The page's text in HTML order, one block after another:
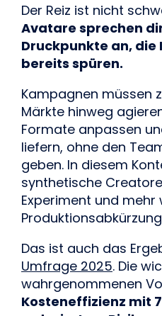
Der Reiz ist nicht
Avatare sprechen
Druckpunkte an,
bereits spüren.
Kampagnen müssen
Märkte hinweg
Formate anpassen
liefern, ohne den
geben. In diesem
synthetische
Experiment und mehr
Das ist auch das
Umfrage 2025. Die
wahrgenommenen
Kosteneffizienz mit